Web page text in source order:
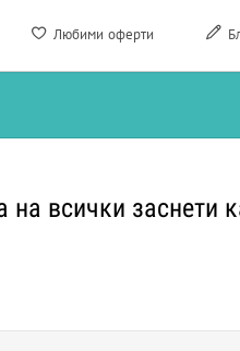
Любими оферти
всички заснети